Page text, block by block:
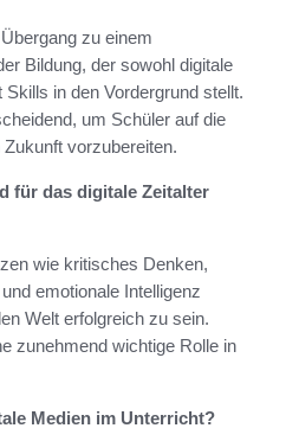
zu einem
Bildung, der sowohl digitale
in den Vordergrund stellt.
um Schüler auf die
vorzubereiten.
für das digitale Zeitalter
wie kritisches Denken,
emotionale Intelligenz
Welt erfolgreich zu sein.
zunehmend wichtige Rolle in
Medien im Unterricht?